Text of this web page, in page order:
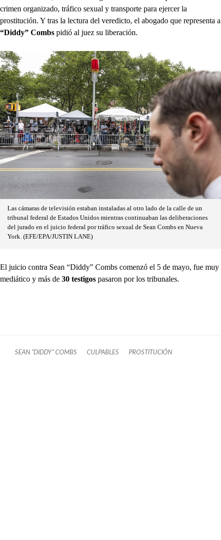
crimen organizado, tráfico sexual y transporte para ejercer la
prostitución. Y tras la lectura del veredicto, el abogado que representa a
“Diddy” Combs pidió al juez su liberación.
Las cámaras de televisión estaban instaladas al otro lado de la calle de un
tribunal federal de Estados Unidos mientras continuaban las deliberaciones
del jurado en el juicio federal por tráfico sexual de Sean Combs en Nueva
York. (EFE/EPA/JUSTIN LANE)
El juicio contra Sean “Diddy” Combs comenzó el 5 de mayo, fue muy
mediático y más de 30 testigos pasaron por los tribunales.
SEAN “DIDDY” COMBS CULPABLES PROSTITUCIÓN